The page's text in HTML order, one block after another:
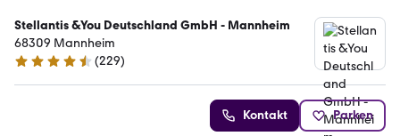
Stellantis &You Deutschland GmbH - Mannheim
68309 Mannheim
4.3 Sterne
(229)
Kontakt Parken